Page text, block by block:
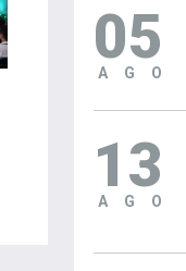
05
AGO
13
AGO